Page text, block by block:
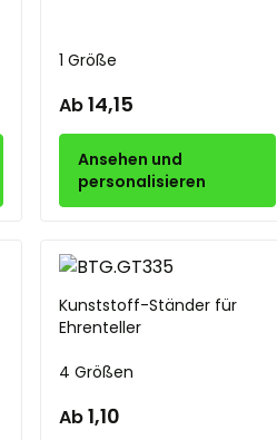
1 Größe
Ab14,15
Ansehen und
personalisieren
Kunststoff-Ständer für
Ehrenteller
4 Größen
Ab1,10